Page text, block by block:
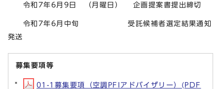
令和7年6月9日 （月曜日） 企画提案書提出締切
令和7年6月中旬 受託候補者選定結果通知
発送
募集要項等
01-1募集要項（空調PFIアドバイザリー）(PDF